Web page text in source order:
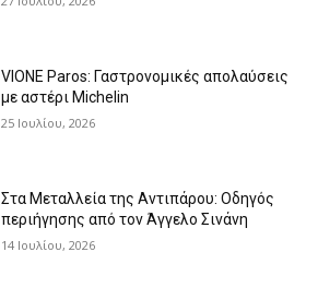
VIONE Paros: Γαστρονομικές απολαύσεις
με αστέρι Michelin
25 Ιουλίου, 2026
Στα Μεταλλεία της Αντιπάρου: Οδηγός
περιήγησης από τον Άγγελο Σινάνη
14 Ιουλίου, 2026